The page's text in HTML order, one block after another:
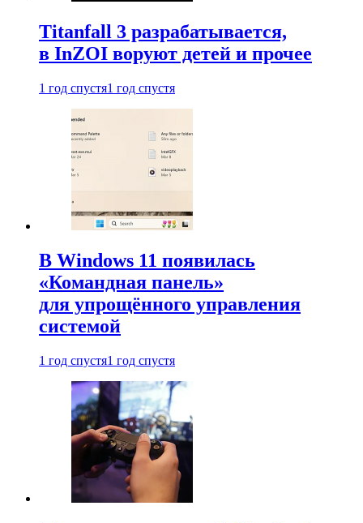
Titanfall 3 разрабатывается,
в InZOI воруют детей и прочее
1 год спустя1 год спустя
В Windows 11 появилась
«Командная панель»
для упрощённого управления
системой
1 год спустя1 год спустя